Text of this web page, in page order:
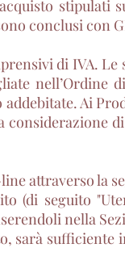
stipulati
conclusi con
di IVA. Le
Ai
attraverso la
(di seguito
nella
sarà